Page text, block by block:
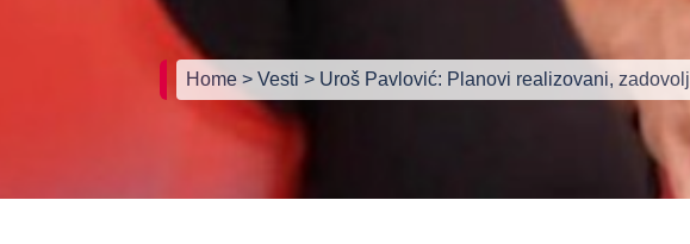
Home> Vesti> Uroš Pavlović: Planovi realizovani,